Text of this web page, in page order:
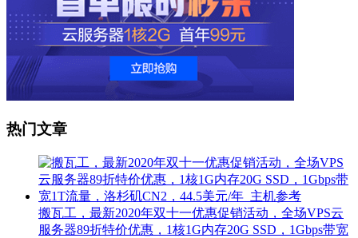
热门文章
搬瓦工，最新2020年双十一优惠促销活动，全场VPS云
服务器89折特价优惠，1核1G内存20G SSD，1Gbps带宽